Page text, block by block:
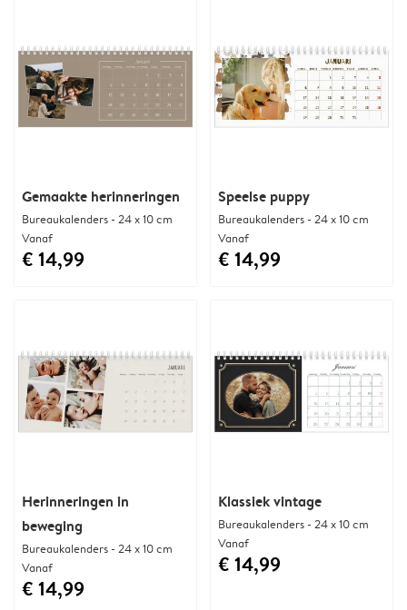
Gemaakte herinneringen
Bureaukalenders - 24 x 10 cm
Vanaf
€ 14,99
Speelse puppy
Bureaukalenders - 24 x 10 cm
Vanaf
€ 14,99
Herinneringen in
beweging
Bureaukalenders - 24 x 10 cm
Vanaf
€ 14,99
Klassiek vintage
Bureaukalenders - 24 x 10 cm
Vanaf
€ 14,99